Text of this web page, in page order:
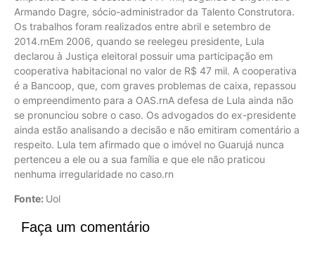
Armando Dagre, sócio-administrador da Talento Construtora.
Os trabalhos foram realizados entre abril e setembro de
2014.rnEm 2006, quando se reelegeu presidente, Lula
declarou à Justiça eleitoral possuir uma participação em
cooperativa habitacional no valor de R$ 47 mil. A cooperativa
é a Bancoop, que, com graves problemas de caixa, repassou
o empreendimento para a OAS.rnA defesa de Lula ainda não
se pronunciou sobre o caso. Os advogados do ex-presidente
ainda estão analisando a decisão e não emitiram comentário a
respeito. Lula tem afirmado que o imóvel no Guarujá nunca
pertenceu a ele ou a sua família e que ele não praticou
nenhuma irregularidade no caso.rn
Fonte: Uol
Faça um comentário